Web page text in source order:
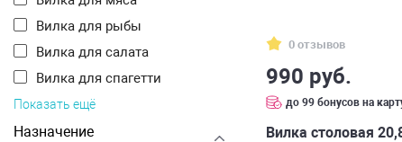
Вилка для рыбы
Вилка для салата
Вилка для спагетти
Показать ещё
Назначение
0 отзывов
990 руб.
до 99 бонусов на
Вилка столовая